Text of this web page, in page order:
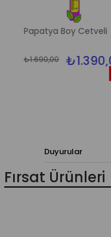
Papatya Boy Cetveli
₺1.690,00
Duyurular
Fırsat Ürünleri